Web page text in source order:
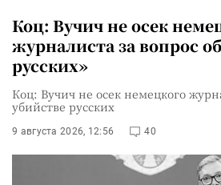
Коц: Вучич не осек
журналиста за вопрос
русских»
Коц: Вучич не осек немецкого
убийстве русских
9 августа 2026, 12:56 40